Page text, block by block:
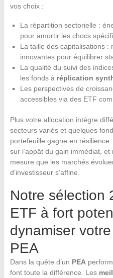
vos choix :
La répartition sectorielle :
pour amortir les chocs
La taille des capitalisations :
innovantes pour équilibrer
La qualité du suivi des
les fonds à réplication
Les perspectives de
accessibles via des ETF
Plus votre allocation intègre
secteurs variés et quelques
portefeuille gagne en
sur l’appât du gain immédiat,
mesure que les marchés
d’investisseur s’affine.
Notre sélection
ETF à fort
dynamiser
PEA
Dans la quête d’un PEA
font toute la différence. Les